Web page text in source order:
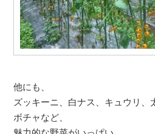
他にも、
ズッキーニ、白ナス、キュウリ、
ボチャなど、